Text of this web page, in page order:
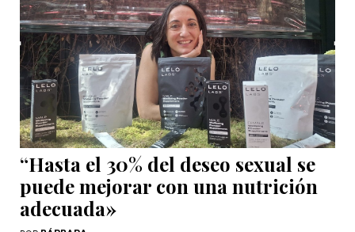
“Hasta el 30% del deseo sexual se
puede mejorar con una nutrición
adecuada»